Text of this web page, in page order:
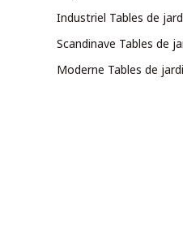
Industriel Tables de
Scandinave Tables de
Moderne Tables de